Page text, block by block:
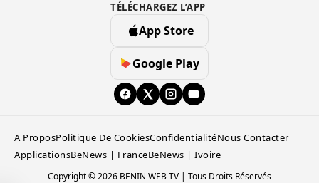
TÉLÉCHARGEZ L’APP
App Store
Google Play
A ProposPolitique De CookiesConfidentialitéNous Contacter
ApplicationsBeNews | FranceBeNews | Ivoire
Copyright © 2026 BENIN WEB TV | Tous Droits Réservés